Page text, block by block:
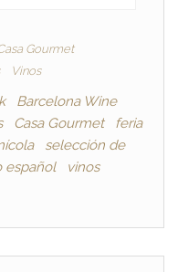
Gourmet
Vinos
Barcelona Wine
Casa Gourmet
feria
selección de
español
vinos